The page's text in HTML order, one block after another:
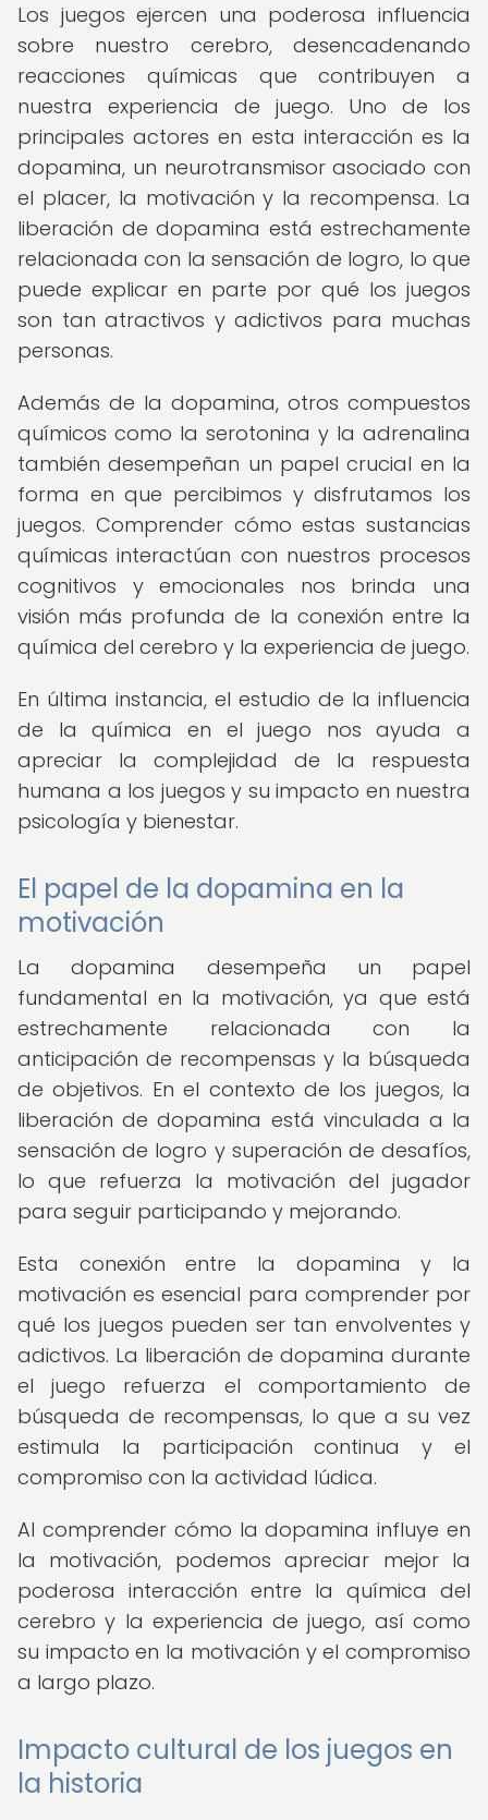
Los juegos ejercen una poderosa influencia
sobre nuestro cerebro, desencadenando
reacciones químicas que contribuyen a
nuestra experiencia de juego. Uno de los
principales actores en esta interacción es la
dopamina, un neurotransmisor asociado con
el placer, la motivación y la recompensa. La
liberación de dopamina está estrechamente
relacionada con la sensación de logro, lo que
puede explicar en parte por qué los juegos
son tan atractivos y adictivos para muchas
personas.
Además de la dopamina, otros compuestos
químicos como la serotonina y la adrenalina
también desempeñan un papel crucial en la
forma en que percibimos y disfrutamos los
juegos. Comprender cómo estas sustancias
químicas interactúan con nuestros procesos
cognitivos y emocionales nos brinda una
visión más profunda de la conexión entre la
química del cerebro y la experiencia de juego.
En última instancia, el estudio de la influencia
de la química en el juego nos ayuda a
apreciar la complejidad de la respuesta
humana a los juegos y su impacto en nuestra
psicología y bienestar.
El papel de la dopamina en la
motivación
La dopamina desempeña un papel
fundamental en la motivación, ya que está
estrechamente relacionada con la
anticipación de recompensas y la búsqueda
de objetivos. En el contexto de los juegos, la
liberación de dopamina está vinculada a la
sensación de logro y superación de desafíos,
lo que refuerza la motivación del jugador
para seguir participando y mejorando.
Esta conexión entre la dopamina y la
motivación es esencial para comprender por
qué los juegos pueden ser tan envolventes y
adictivos. La liberación de dopamina durante
el juego refuerza el comportamiento de
búsqueda de recompensas, lo que a su vez
estimula la participación continua y el
compromiso con la actividad lúdica.
Al comprender cómo la dopamina influye en
la motivación, podemos apreciar mejor la
poderosa interacción entre la química del
cerebro y la experiencia de juego, así como
su impacto en la motivación y el compromiso
a largo plazo.
Impacto cultural de los juegos en
la historia